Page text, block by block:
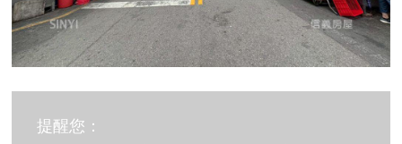
提醒您：